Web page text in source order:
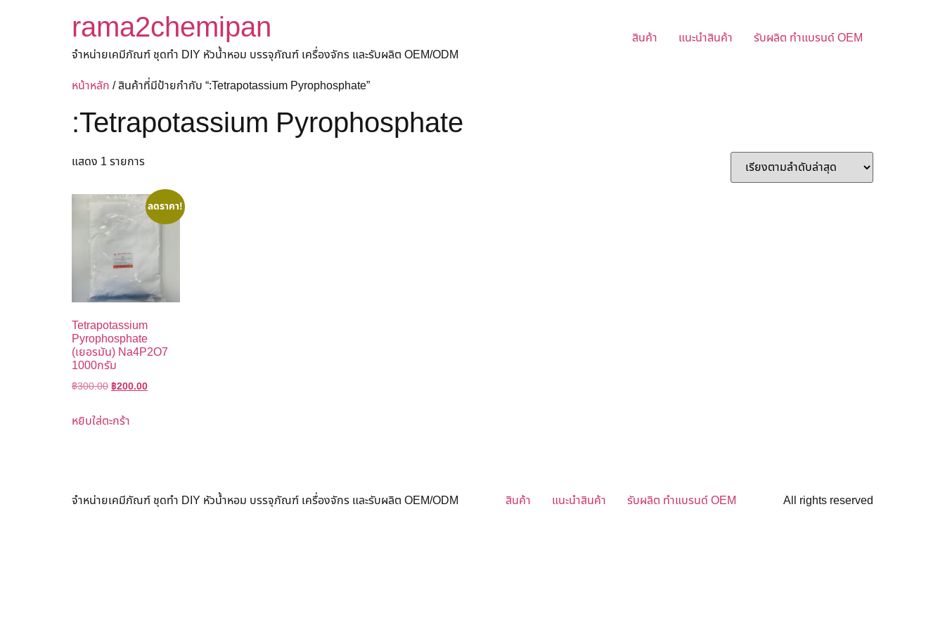
rama2chemipan
จำหน่ายเคมีภัณฑ์ ชุดทำ DIY หัวน้ำหอม บรรจุภัณฑ์ เครื่องจักร และรับผลิต OEM/ODM
สินค้า แนะนำสินค้า รับผลิต ทำแบรนด์ OEM
หน้าหลัก / สินค้าที่มีป้ายกำกับ “:Tetrapotassium Pyrophosphate”
:Tetrapotassium Pyrophosphate
แสดง 1 รายการ
ลดราคา!
Tetrapotassium
Pyrophosphate
(เยอรมัน) Na4P2O7
1000กรัม
฿300.00 ฿200.00
หยิบใส่ตะกร้า
จำหน่ายเคมีภัณฑ์ ชุดทำ DIY หัวน้ำหอม บรรจุภัณฑ์ เครื่องจักร และรับผลิต OEM/ODM สินค้า แนะนำสินค้า รับผลิต ทำแบรนด์ OEM All rights reserved